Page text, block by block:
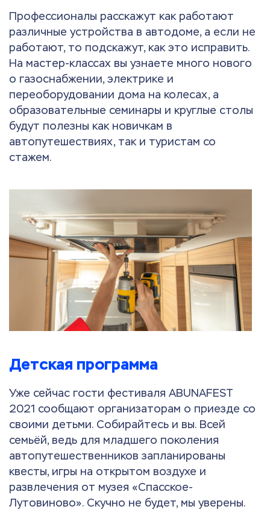
Профессионалы расскажут как работают
различные устройства в автодоме, а если не
работают, то подскажут, как это исправить.
На мастер-классах вы узнаете много нового
о газоснабжении, электрике и
переоборудовании дома на колесах, а
образовательные семинары и круглые столы
будут полезны как новичкам в
автопутешествиях, так и туристам со
стажем.
Детская программа
Уже сейчас гости фестиваля ABUNAFEST
2021 сообщают организаторам о приезде со
своими детьми. Собирайтесь и вы. Всей
семьёй, ведь для младшего поколения
автопутешественников запланированы
квесты, игры на открытом воздухе и
развлечения от музея «Спасское-
Лутовиново». Скучно не будет, мы уверены.